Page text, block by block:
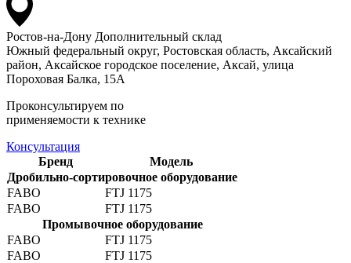
Ростов-на-Дону Дополнительный склад
Южный федеральный округ, Ростовская область, Аксайский
район, Аксайское городское поселение, Аксай, улица
Пороховая Балка, 15А
Проконсультируем по
применяемости к технике
Консультация
Бренд
Модель
Дробильно-сортировочное оборудование
FABO
FTJ 1175
FABO
FTJ 1175
Промывочное оборудование
FABO
FTJ 1175
FABO
FTJ 1175